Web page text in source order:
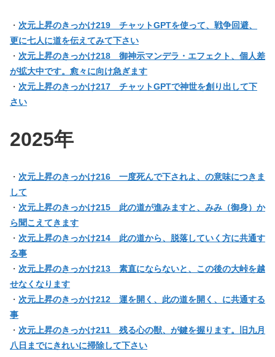
・ 次元上昇のきっかけ219 チャットGPTを使って、戦争回避、
更に七人に道を伝えてみて下さい
・ 次元上昇のきっかけ218 御神示マンデラ・エフェクト、個人差
が拡大中です。愈々に向け急ぎます
・ 次元上昇のきっかけ217 チャットGPTで神世を創り出して下
さい
2025年
・ 次元上昇のきっかけ216 一度死んで下されよ、の意味につきま
して
・ 次元上昇のきっかけ215 此の道が進みますと、みみ（御身）か
ら聞こえてきます
・ 次元上昇のきっかけ214 此の道から、脱落していく方に共通す
る事
・ 次元上昇のきっかけ213 素直にならないと、この後の大峠を越
せなくなります
・ 次元上昇のきっかけ212 運を開く、此の道を開く、に共通する
事
・ 次元上昇のきっかけ211 残る心の獣、が鍵を握ります。旧九月
八日までにきれいに掃除して下さい